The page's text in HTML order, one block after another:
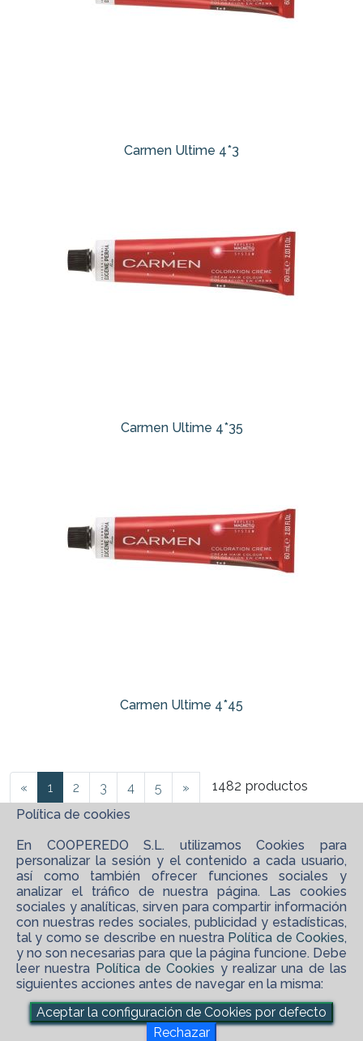
Carmen Ultime 4*3
Carmen Ultime 4*35
Carmen Ultime 4*45
« 1 2 3 4 5 » 1482 productos
maps_ugc
©2026 COOPEREDO S.L.
Software XgestEvo
Política de cookies
En COOPEREDO S.L. utilizamos Cookies para
personalizar la sesión y el contenido a cada usuario,
así como también ofrecer funciones sociales y
analizar el tráfico de nuestra página. Las cookies
sociales y analíticas, sirven para compartir información
con nuestras redes sociales, publicidad y estadísticas,
tal y como se describe en nuestra Política de Cookies,
y no son necesarias para que la página funcione. Debe
leer nuestra Política de Cookies y realizar una de las
siguientes acciones antes de navegar en la misma:
Aceptar la configuración de Cookies por defecto
Rechazar